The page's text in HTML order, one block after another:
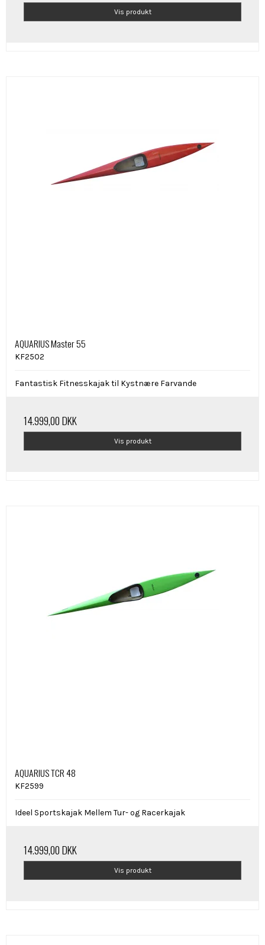
Vis produkt
AQUARIUS Master 55
KF2502
Fantastisk Fitnesskajak til Kystnære Farvande
14.999,00 DKK
Vis produkt
AQUARIUS TCR 48
KF2599
Ideel Sportskajak Mellem Tur- og Racerkajak
14.999,00 DKK
Vis produkt